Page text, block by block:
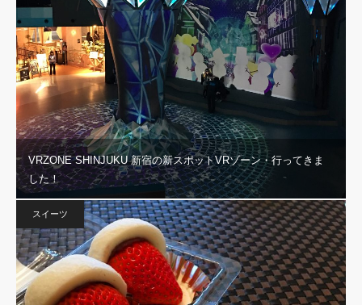
VRZONE SHINJUKU 新宿の新スポットVRゾーン・行ってきま
した！
スイーツ